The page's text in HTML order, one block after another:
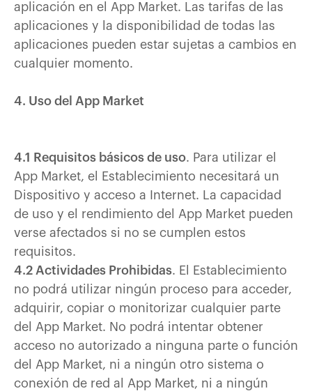
aplicación en el App Market. Las tarifas de las
aplicaciones y la disponibilidad de todas las
aplicaciones pueden estar sujetas a cambios en
cualquier momento.
4. Uso del App Market
4.1 Requisitos básicos de uso. Para utilizar el
App Market, el Establecimiento necesitará un
Dispositivo y acceso a Internet. La capacidad
de uso y el rendimiento del App Market pueden
verse afectados si no se cumplen estos
requisitos.
4.2 Actividades Prohibidas. El Establecimiento
no podrá utilizar ningún proceso para acceder,
adquirir, copiar o monitorizar cualquier parte
del App Market. No podrá intentar obtener
acceso no autorizado a ninguna parte o función
del App Market, ni a ningún otro sistema o
conexión de red al App Market, ni a ningún